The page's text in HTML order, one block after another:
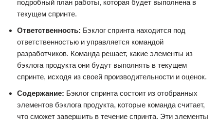
подробный план работы, которая будет выполнена в
текущем спринте.
Ответственность: Бэклог спринта находится под
ответственностью и управляется командой
разработчиков. Команда решает, какие элементы из
бэклога продукта они будут выполнять в текущем
спринте, исходя из своей производительности и оценок.
Содержание: Бэклог спринта состоит из отобранных
элементов бэклога продукта, которые команда считает,
что сможет завершить в течение спринта. Эти элементы